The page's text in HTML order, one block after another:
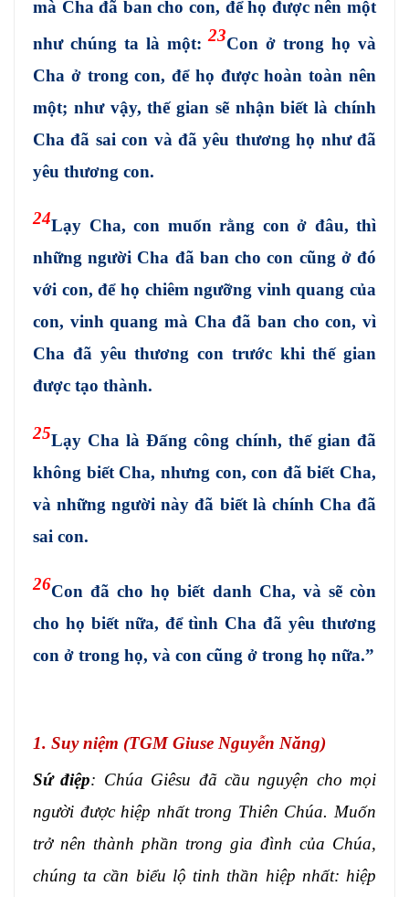
mà Cha đã ban cho con, để họ được nên một
như chúng ta là một:23Con ở trong họ và
Cha ở trong con, để họ được hoàn toàn nên
một; như vậy, thế gian sẽ nhận biết là chính
Cha đã sai con và đã yêu thương họ như đã
yêu thương con.
24Lạy Cha, con muốn rằng con ở đâu, thì
những người Cha đã ban cho con cũng ở đó
với con, để họ chiêm ngưỡng vinh quang của
con, vinh quang mà Cha đã ban cho con, vì
Cha đã yêu thương con trước khi thế gian
được tạo thành.
25Lạy Cha là Đấng công chính, thế gian đã
không biết Cha, nhưng con, con đã biết Cha,
và những người này đã biết là chính Cha đã
sai con.
26Con đã cho họ biết danh Cha, và sẽ còn
cho họ biết nữa, để tình Cha đã yêu thương
con ở trong họ, và con cũng ở trong họ nữa.”
1. Suy niệm (TGM Giuse Nguyễn Năng)
Sứ điệp: Chúa Giêsu đã cầu nguyện cho mọi
người được hiệp nhất trong Thiên Chúa. Muốn
trở nên thành phần trong gia đình của Chúa,
chúng ta cần biểu lộ tinh thần hiệp nhất: hiệp